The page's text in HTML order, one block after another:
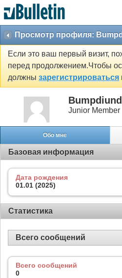
Просмотр профиля:
Если это ваш первый визит,
перед продолжением.Чтобы
должны зарегистрироваться
Bumpdiund
Junior Member
Обо мне
Базовая информация
Дата рождения
01.01 (2025)
Статистика
Всего сообщений
Всего сообщений
0